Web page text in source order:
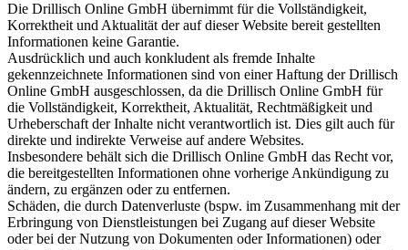
Die Drillisch Online GmbH übernimmt für die Vollständigkeit,
Korrektheit und Aktualität der auf dieser Website bereit gestellten
Informationen keine Garantie.
Ausdrücklich und auch konkludent als fremde Inhalte
gekennzeichnete Informationen sind von einer Haftung der Drillisch
Online GmbH ausgeschlossen, da die Drillisch Online GmbH für
die Vollständigkeit, Korrektheit, Aktualität, Rechtmäßigkeit und
Urheberschaft der Inhalte nicht verantwortlich ist. Dies gilt auch für
direkte und indirekte Verweise auf andere Websites.
Insbesondere behält sich die Drillisch Online GmbH das Recht vor,
die bereitgestellten Informationen ohne vorherige Ankündigung zu
ändern, zu ergänzen oder zu entfernen.
Schäden, die durch Datenverluste (bspw. im Zusammenhang mit der
Erbringung von Dienstleistungen bei Zugang auf dieser Website
oder bei der Nutzung von Dokumenten oder Informationen) oder